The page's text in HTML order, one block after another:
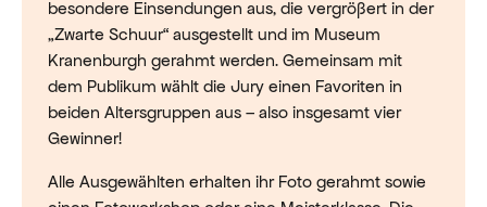
besondere Einsendungen aus, die vergrößert in der
„Zwarte Schuur“ ausgestellt und im Museum
Kranenburgh gerahmt werden. Gemeinsam mit
dem Publikum wählt die Jury einen Favoriten in
beiden Altersgruppen aus – also insgesamt vier
Gewinner!
Alle Ausgewählten erhalten ihr Foto gerahmt sowie